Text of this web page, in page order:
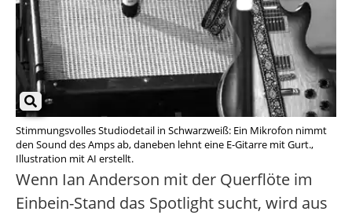
Stimmungsvolles Studiodetail in Schwarzweiß: Ein Mikrofon nimmt
den Sound des Amps ab, daneben lehnt eine E-Gitarre mit Gurt.,
Illustration mit AI erstellt.
Wenn Ian Anderson mit der Querflöte im
Einbein-Stand das Spotlight sucht, wird aus